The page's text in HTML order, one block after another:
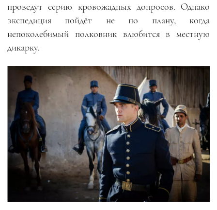
проведут серию кровожадных допросов. Однако
экспедиция пойдёт не по плану, когда
непоколебимый полковник влюбится в местную
дикарку.